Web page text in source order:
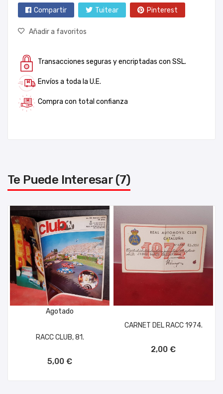
Compartir Tuitear Pinterest
Añadir a favoritos
Transacciones seguras y encriptadas con SSL.
Envíos a toda la U.E.
Compra con total confianza
Te Puede Interesar (7)
Agotado
RACC CLUB, 81.
5,00 €
CARNET DEL RACC 1974.
2,00 €